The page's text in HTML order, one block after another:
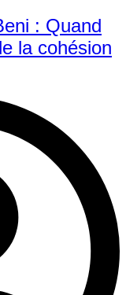
: Quand
la cohésion